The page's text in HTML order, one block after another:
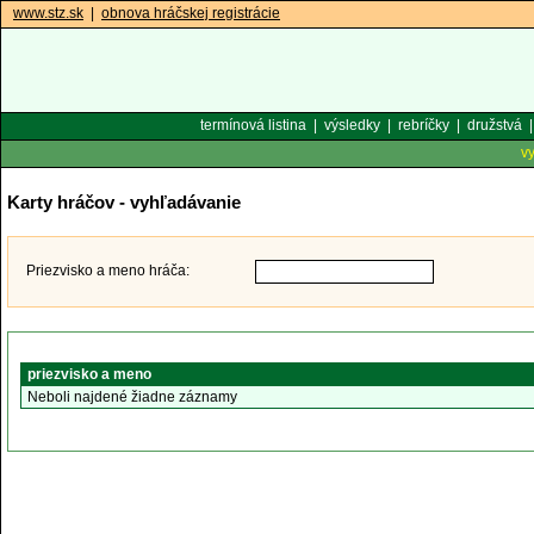
www.stz.sk obnova hráčskej registrácie
termínová listina| výsledky| rebríčky| družstvá
Karty hráčov - vyhľadávanie
Priezvisko a meno hráča:
priezvisko a meno
Neboli najdené žiadne záznamy